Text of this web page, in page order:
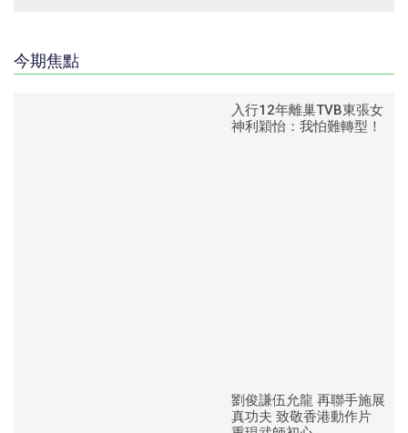
今期焦點
入行12年離巢TVB東張女
神利穎怡：我怕難轉型！
劉俊謙伍允龍 再聯手施展
真功夫 致敬香港動作片